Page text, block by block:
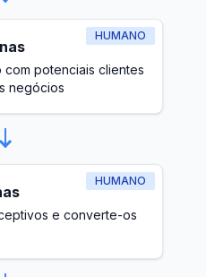
HUMANO
com potenciais clientes
negócios
HUMANO
e converte-os